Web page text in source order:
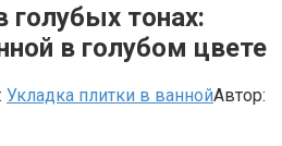
голубых тонах:
в голубом цвете
Укладка плитки в ваннойАвтор: